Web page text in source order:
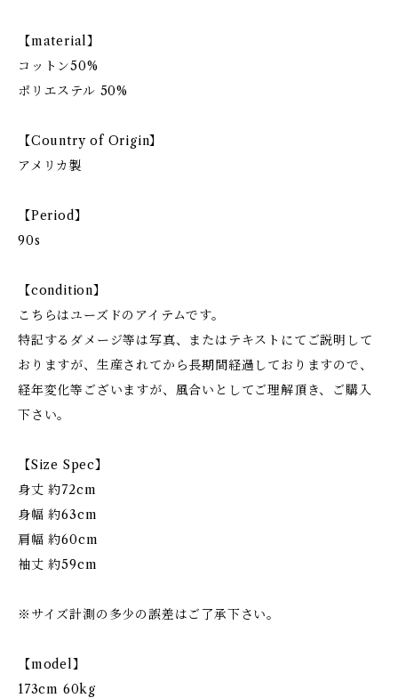
【material】
コットン50%
ポリエステル 50%
【Country of Origin】
アメリカ製
【Period】
90s
【condition】
こちらはユーズドのアイテムです。
特記するダメージ等は写真、またはテキストにてご説明して
おりますが、生産されてから長期間経過しておりますので、
経年変化等ございますが、風合いとしてご理解頂き、ご購入
下さい。
【Size Spec】
身丈 約72cm
身幅 約63cm
肩幅 約60cm
袖丈 約59cm
※サイズ計測の多少の誤差はご了承下さい。
【model】
173cm 60kg